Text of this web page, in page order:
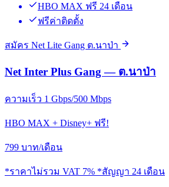
HBO MAX ฟรี 24 เดือน
ฟรีค่าติดตั้ง
สมัคร Net Lite Gang ต.นาป่า
Net Inter Plus Gang — ต.นาป่า
ความเร็ว 1 Gbps/500 Mbps
HBO MAX + Disney+ ฟรี!
799 บาท/เดือน
*ราคาไม่รวม VAT 7% *สัญญา 24 เดือน